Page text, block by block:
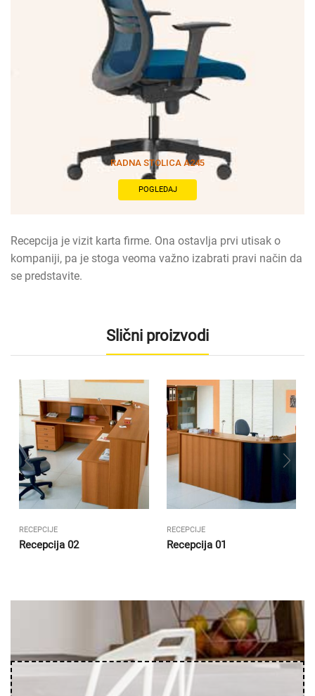
RADNA STOLICA A245
POGLEDAJ
Recepcija je vizit karta firme. Ona ostavlja prvi utisak o
kompaniji, pa je stoga veoma važno izabrati pravi način da
se predstavite.
Slični proizvodi
RECEPCIJE
Recepcija 02
RECEPCIJE
Recepcija 01